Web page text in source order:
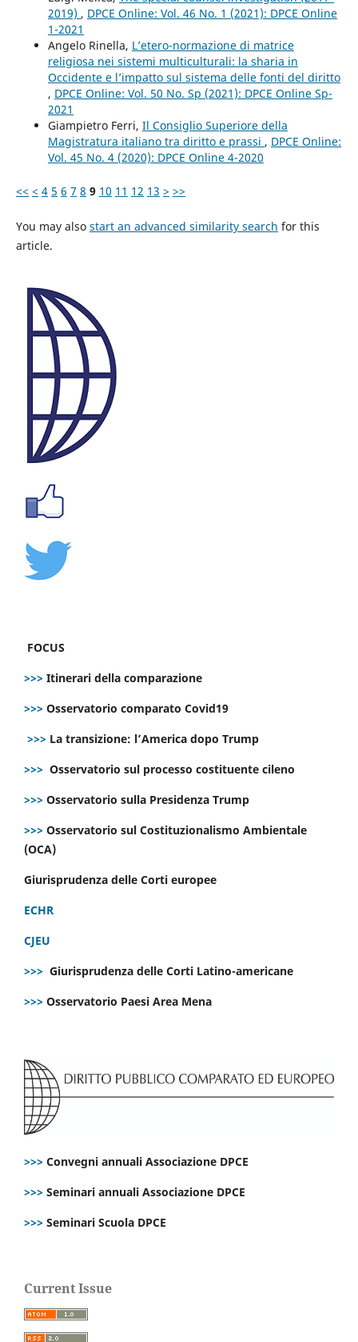
2019) , DPCE Online: Vol. 46 No. 1 (2021): DPCE Online
1-2021
Angelo Rinella, L’etero-normazione di matrice
religiosa nei sistemi multiculturali: la sharia in
Occidente e l’impatto sul sistema delle fonti del diritto
, DPCE Online: Vol. 50 No. Sp (2021): DPCE Online Sp-
2021
Giampietro Ferri, Il Consiglio Superiore della
Magistratura italiano tra diritto e prassi , DPCE Online:
Vol. 45 No. 4 (2020): DPCE Online 4-2020
<< < 4 5 6 7 8 9 10 11 12 13 > >>
You may also start an advanced similarity search for this
article.
FOCUS
>>> Itinerari della comparazione
>>> Osservatorio comparato Covid19
>>> La transizione: l’America dopo Trump
>>> Osservatorio sul processo costituente cileno
>>> Osservatorio sulla Presidenza Trump
>>> Osservatorio sul Costituzionalismo Ambientale
(OCA)
Giurisprudenza delle Corti europee
ECHR
CJEU
>>> Giurisprudenza delle Corti Latino-americane
>>> Osservatorio Paesi Area Mena
>>> Convegni annuali Associazione DPCE
>>> Seminari annuali Associazione DPCE
>>> Seminari Scuola DPCE
Current Issue